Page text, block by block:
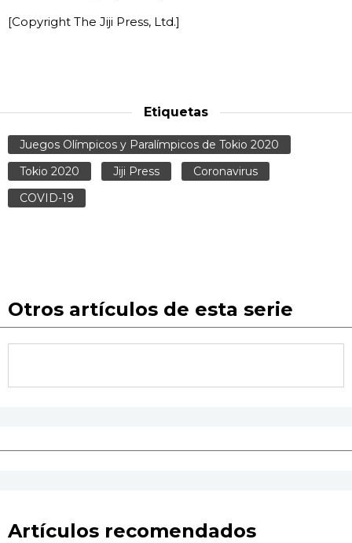
[Copyright The Jiji Press, Ltd.]
Etiquetas
Juegos Olímpicos y Paralímpicos de Tokio 2020
Tokio 2020
Jiji Press
Coronavirus
COVID-19
Otros artículos de esta serie
Artículos recomendados